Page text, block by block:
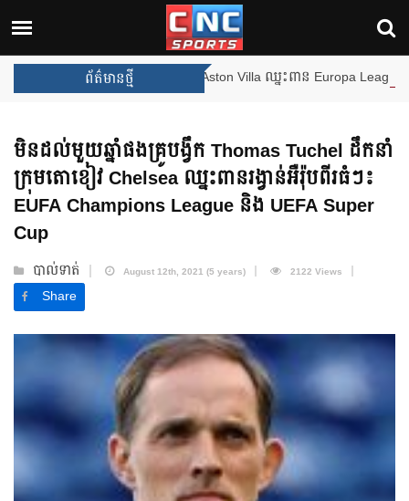
ព័ត៌មានថ្មី
ឈ្នះពានរង្វាន់បន្ថែមទៀត បន្ទាប់ពី Aston Villa ឈ្នះពាន Europa League
មិនដល់មួយឆ្នាំផងគ្រូបង្វឹក Thomas Tuchel ដឹកនាំ
ក្រុមតោខៀវ Chelsea ឈ្នះពានរង្វាន់អឺរ៉ុបពីរធំៗ៖
EUFA Champions League និង UEFA Super
Cup
បាល់ទាត់ August 12th, 2021 (5 years) 2122 Views
Share